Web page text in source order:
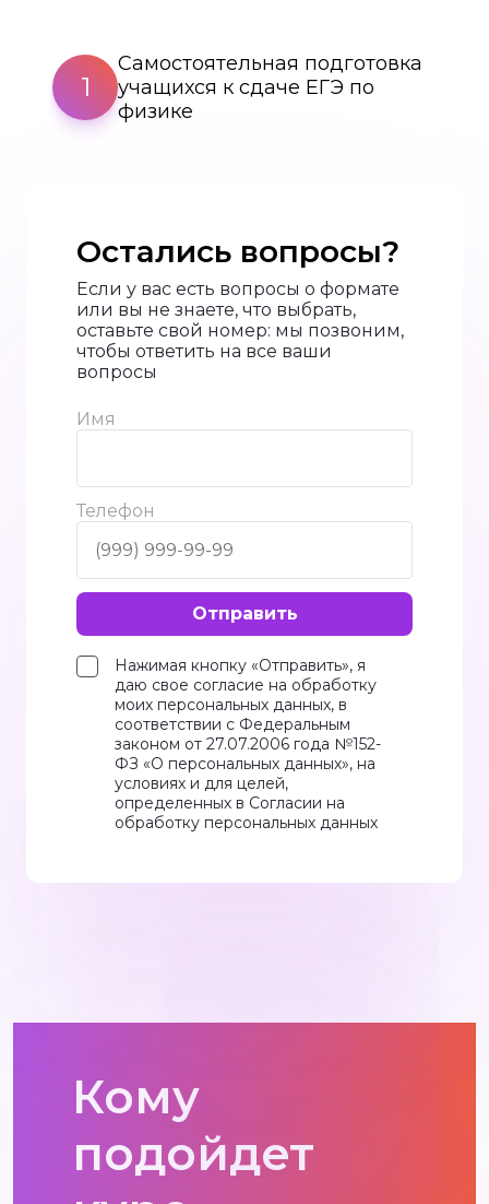
1
Самостоятельная подготовка
учащихся к сдаче ЕГЭ по
физике
Остались вопросы?
Если у вас есть вопросы о формате
или вы не знаете, что выбрать,
оставьте свой номер: мы позвоним,
чтобы ответить на все ваши
вопросы
Имя
Телефон
Отправить
Нажимая кнопку «Отправить», я
даю свое согласие на обработку
моих персональных данных, в
соответствии с Федеральным
законом от 27.07.2006 года №152-
ФЗ «О персональных данных», на
условиях и для целей,
определенных в Согласии на
обработку персональных данных
Кому
подойдет